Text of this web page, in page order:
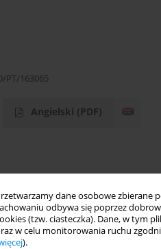
dane osobowe zbierane
odbywa się poprzez
(tzw. ciasteczka). Dane, w tym
w celu monitorowania ruchu
).
PT/163065
Angielski (PDF)
wspólny język grupa